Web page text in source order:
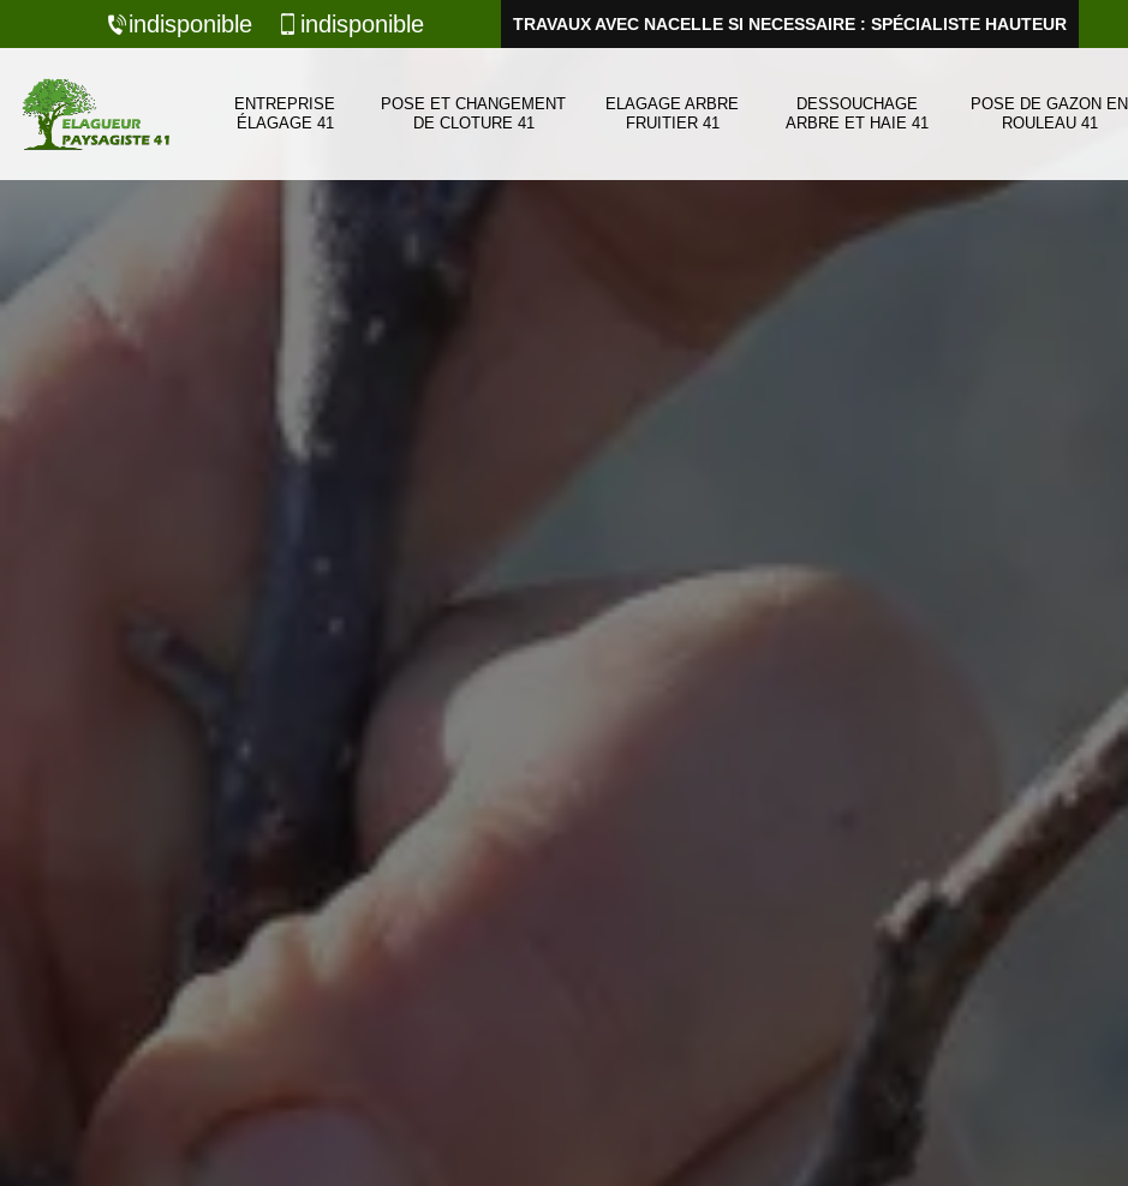
indisponible indisponible TRAVAUX AVEC NACELLE SI NECESSAIRE : SPÉCIALISTE HAUTEUR
ENTREPRISE
ÉLAGAGE 41
POSE ET CHANGEMENT
DE CLOTURE 41
ELAGAGE ARBRE
FRUITIER 41
DESSOUCHAGE
ARBRE ET HAIE 41
POSE DE GAZON EN
ROULEAU 41